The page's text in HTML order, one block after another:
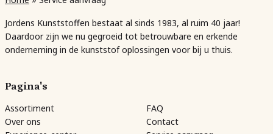
Jordens Kunststoffen bestaat al sinds 1983, al ruim 40 jaar!
Daardoor zijn we nu gegroeid tot betrouwbare en erkende
onderneming in de kunststof oplossingen voor bij u thuis.
Pagina's
Assortiment
Over ons
FAQ
Contact